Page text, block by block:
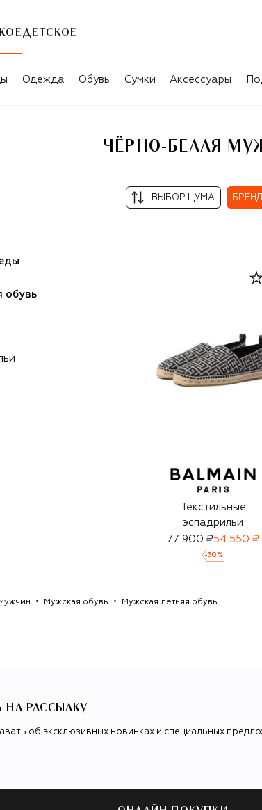
ДЕТСКОЕ
МУЖСКАЯ ЛЕТНЯЯ ОБУВЬ BALMAIN
Одежда Обувь Сумки Аксессуары
ЧЁРНО-БЕЛАЯ
обувь
ВЫБОР ЦУМА БРЕНД
Текстильные
эспадрильи
77 900 ₽54 550 ₽
-30 %
Мужская обувь Мужская летняя обувь
НА РАССЫЛКУ
об эксклюзивных новинках и специальных